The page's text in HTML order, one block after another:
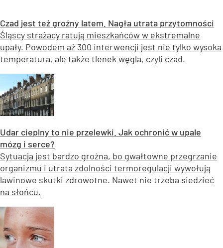
Czad jest też groźny latem. Nagła utrata przytomności
Śląscy strażacy ratują mieszkańców w ekstremalne
upały. Powodem aż 300 interwencji jest nie tylko wysoka
temperatura, ale także tlenek węgla, czyli czad.
Udar cieplny to nie przelewki. Jak ochronić w upale
mózg i serce?
Sytuacja jest bardzo groźna, bo gwałtowne przegrzanie
organizmu i utrata zdolności termoregulacji wywołują
lawinowe skutki zdrowotne. Nawet nie trzeba siedzieć
na słońcu.